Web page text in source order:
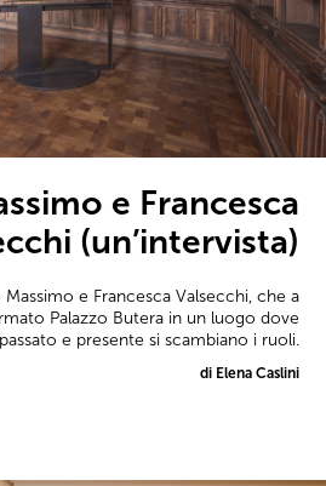
e Francesca
(un’intervista)
e Francesca Valsecchi, che a
Palazzo Butera in un luogo dove
passato e presente si scambiano i ruoli.
di Elena Caslini